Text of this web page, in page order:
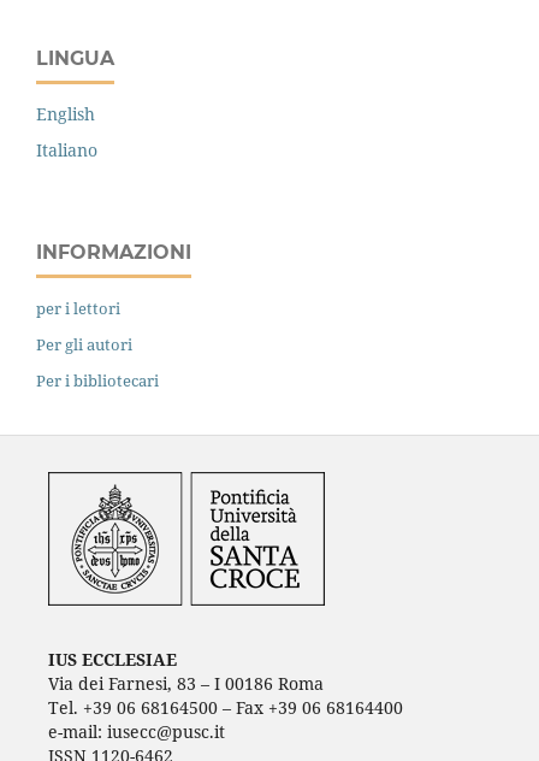
LINGUA
English
Italiano
INFORMAZIONI
per i lettori
Per gli autori
Per i bibliotecari
IUS ECCLESIAE
Via dei Farnesi, 83 – I 00186 Roma
Tel. +39 06 68164500 – Fax +39 06 68164400
e-mail: iusecc@pusc.it
ISSN 1120-6462